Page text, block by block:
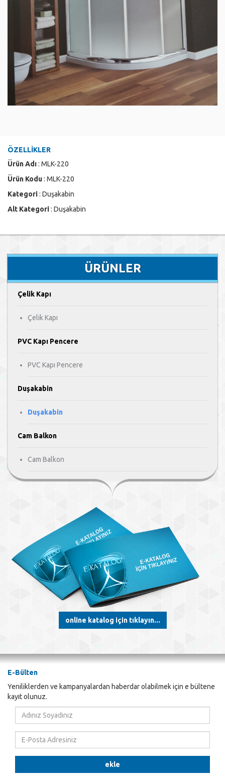
ÖZELLİKLER
Ürün Adı: MLK-220
Ürün Kodu: MLK-220
Kategori: Duşakabin
Alt Kategori: Duşakabin
ÜRÜNLER
Çelik Kapı
Çelik Kapı
PVC Kapı Pencere
PVC Kapı Pencere
Duşakabin
Duşakabin
Cam Balkon
Cam Balkon
online katalog için tıklayın...
E-Bülten
Yeniliklerden ve kampanyalardan haberdar olabilmek için e bültene
kayıt olunuz.
Adınız
E-
Adresiniz
ekle